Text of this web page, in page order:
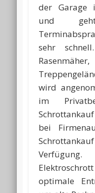
der Garage
und
sehr
wird
im
bei
optimale